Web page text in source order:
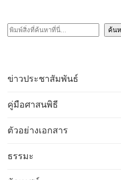
ค้นหา ค้น
ข่าวประชาสัมพันธ์
คู่มือศาสนพิธี
ตัวอย่างเอกสาร
ธรรมะ